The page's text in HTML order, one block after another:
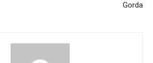
Gorda